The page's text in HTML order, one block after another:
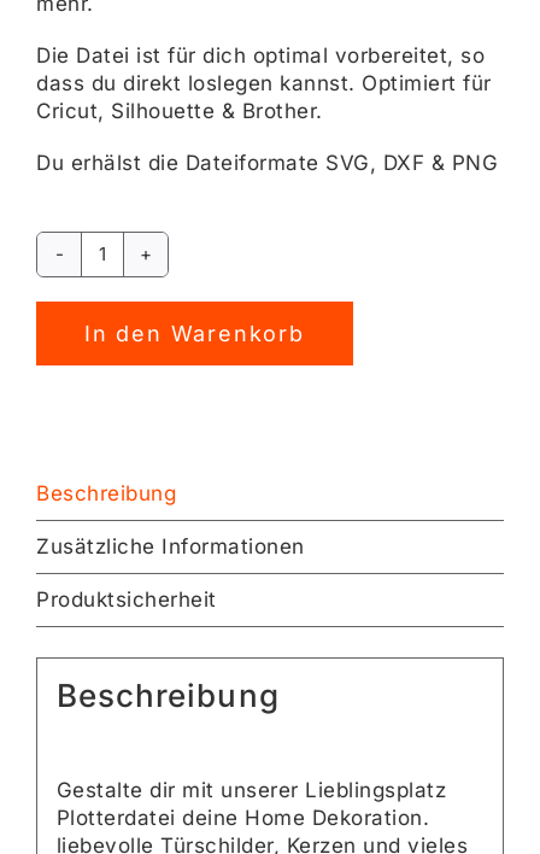
Die Datei ist für dich optimal vorbereitet, so
dass du direkt loslegen kannst. Optimiert für
Cricut, Silhouette & Brother.
Du erhälst die Dateiformate SVG, DXF & PNG
Lieblingsplatz
[Digital]
Menge
In den Warenkorb
Alternative:
Beschreibung
Zusätzliche Informationen
Produktsicherheit
Beschreibung
Gestalte dir mit unserer Lieblingsplatz
Plotterdatei deine Home Dekoration.
liebevolle Türschilder, Kerzen und vieles